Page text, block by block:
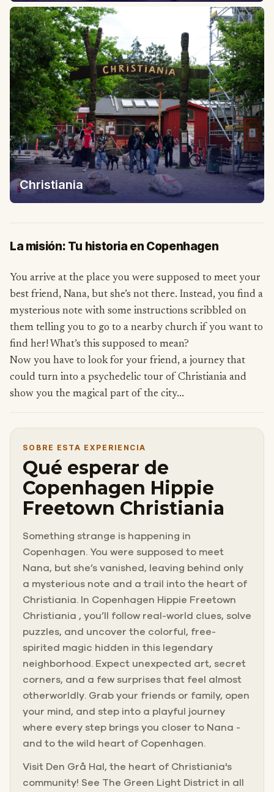
Christiania
La misión: Tu historia en Copenhagen
You arrive at the place you were supposed to meet your
best friend, Nana, but she’s not there. Instead, you find a
mysterious note with some instructions scribbled on
them telling you to go to a nearby church if you want to
find her! What’s this supposed to mean?
Now you have to look for your friend, a journey that
could turn into a psychedelic tour of Christiania and
show you the magical part of the city...
SOBRE ESTA EXPERIENCIA
Qué esperar de
Copenhagen Hippie
Freetown Christiania
Something strange is happening in
Copenhagen. You were supposed to meet
Nana, but she’s vanished, leaving behind only
a mysterious note and a trail into the heart of
Christiania. In Copenhagen Hippie Freetown
Christiania , you’ll follow real-world clues, solve
puzzles, and uncover the colorful, free-
spirited magic hidden in this legendary
neighborhood. Expect unexpected art, secret
corners, and a few surprises that feel almost
otherworldly. Grab your friends or family, open
your mind, and step into a playful journey
where every step brings you closer to Nana -
and to the wild heart of Copenhagen.
Visit Den Grå Hal, the heart of Christiania's
community! See The Green Light District in all